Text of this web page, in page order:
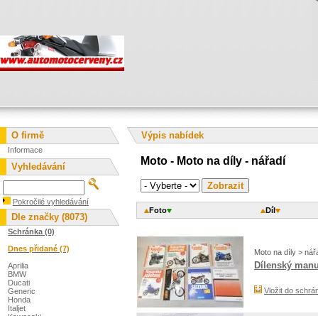
Výpis nabídek
Moto - Moto na díly - nářadí
Foto Díl
Moto na díly >
Dílenský
Vložit do
O firmě
Informace
Vyhledávání
Pokročilé vyhledávání
Dle značky (8073)
Schránka (0)
Dnes přidané (7)
Aprilia
BMW
Ducati
Generic
Honda
Italjet